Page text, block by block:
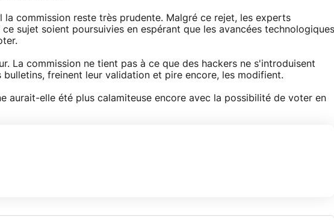
la commission reste très prudente. Malgré ce rejet, les experts
sujet soient poursuivies en espérant que les avancées technologiques
La commission ne tient pas à ce que des hackers ne s'introduisent
bulletins, freinent leur validation et pire encore, les modifient.
aurait-elle été plus calamiteuse encore avec la possibilité de voter en